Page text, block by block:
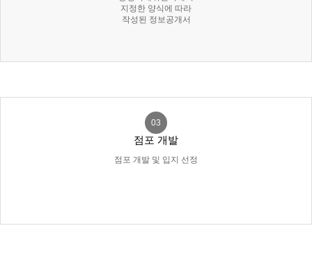
지정한 양식에 따라
작성된 정보공개서
03
점포 개발
점포 개발 및 입지 선정